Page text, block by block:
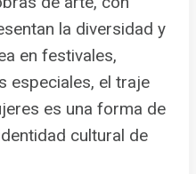
la diversidad y
en festivales,
especiales, el traje
es una forma de
cultural de